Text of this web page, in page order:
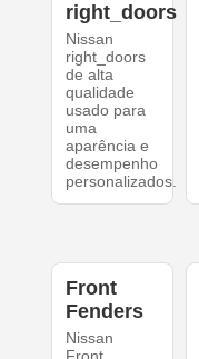
right_doors
Nissan
right_doors
de alta
qualidade
usado para
uma
aparência e
desempenho
personalizados.
Front
Fenders
Nissan